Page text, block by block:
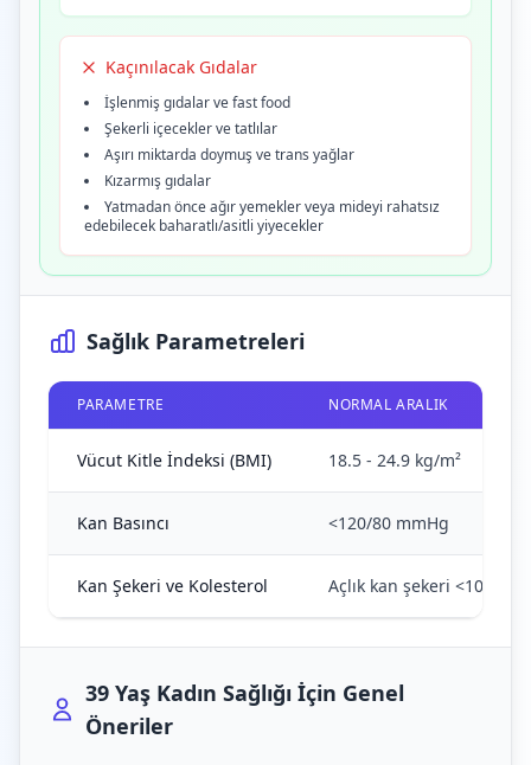
Kaçınılacak Gıdalar
İşlenmiş gıdalar ve fast food
Şekerli içecekler ve tatlılar
Aşırı miktarda doymuş ve trans yağlar
Kızarmış gıdalar
Yatmadan önce ağır yemekler veya mideyi rahatsız
edebilecek baharatlı/asitli yiyecekler
Sağlık Parametreleri
PARAMETRE NORMAL ARALIK
Vücut Kitle İndeksi (BMI) 18.5 - 24.9 kg/m²
Kan Basıncı <120/80 mmHg
Kan Şekeri ve Kolesterol Açlık kan şekeri <100
39 Yaş Kadın Sağlığı İçin Genel
Öneriler